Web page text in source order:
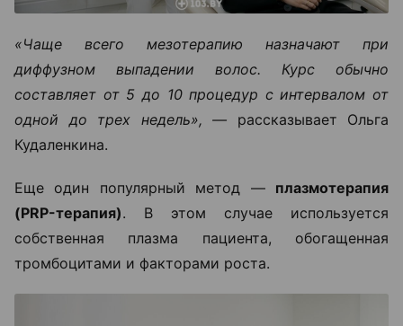
«Чаще всего мезотерапию назначают при
диффузном выпадении волос. Курс обычно
составляет от 5 до 10 процедур с интервалом от
одной до трех недель», — рассказывает Ольга
Кудаленкина.
Еще один популярный метод — плазмотерапия
(PRP-терапия). В этом случае используется
собственная плазма пациента, обогащенная
тромбоцитами и факторами роста.